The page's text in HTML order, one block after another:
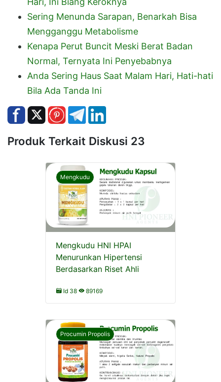
Sering Menunda Sarapan, Benarkah Bisa
Mengganggu Metabolisme
Kenapa Perut Buncit Meski Berat Badan
Normal, Ternyata Ini Penyebabnya
Anda Sering Haus Saat Malam Hari, Hati-hati
Bila Ada Tanda Ini
Produk Terkait Diskusi 23
Mengkudu
Mengkudu HNI HPAI
Menurunkan Hipertensi
Berdasarkan Riset Ahli
Id 38 89169
Procumin Propolis